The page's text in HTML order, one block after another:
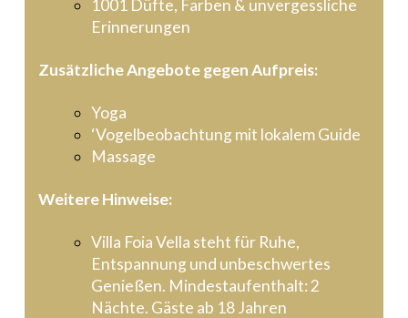
1001 Düfte, Farben & unvergessliche
Erinnerungen
Zusätzliche Angebote gegen Aufpreis:
Yoga
‘Vogelbeobachtung mit lokalem Guide
Massage
Weitere Hinweise:
Villa Foia Vella steht für Ruhe,
Entspannung und unbeschwertes
Genießen. Mindestaufenthalt: 2
Nächte. Gäste ab 18 Jahren